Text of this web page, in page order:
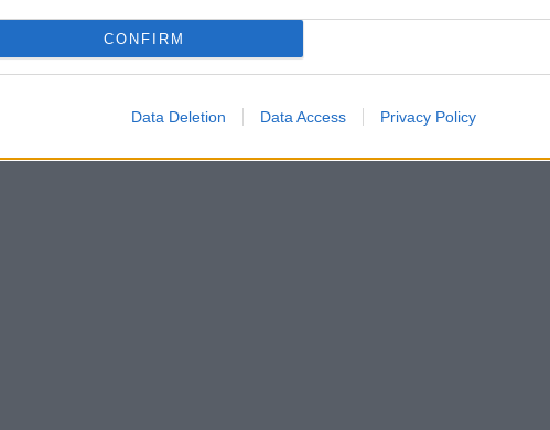
CONFIRM
Data Deletion Data Access Privacy Policy